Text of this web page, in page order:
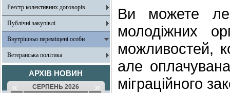
Реєстр колективних договорів
Публічні закупівлі
Внутрішньо переміщені особи
Ветеранська політика
АРХІВ НОВИН
« СЕРПЕНЬ 2026 »
Ви можете
молодіжних
можливостей,
але
міграційного